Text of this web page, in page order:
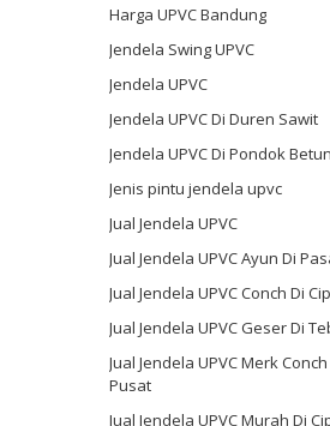
Harga UPVC Bandung
Jendela Swing UPVC
Jendela UPVC
Jendela UPVC Di Duren Sawit
Jendela UPVC Di Pondok
Jenis pintu jendela upvc
Jual Jendela UPVC
Jual Jendela UPVC Ayun Di
Jual Jendela UPVC Conch Di
Jual Jendela UPVC Geser Di
Jual Jendela UPVC Merk
Pusat
Jual Jendela UPVC Murah Di